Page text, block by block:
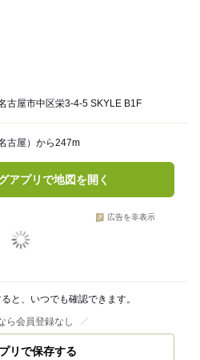
古屋市中区栄3-4-5 SKYLE B1F
古屋）から247m
アプリで地図を開く
広告を非表示
と、いつでも確認できます。
ら会員登録なし
リで保存する